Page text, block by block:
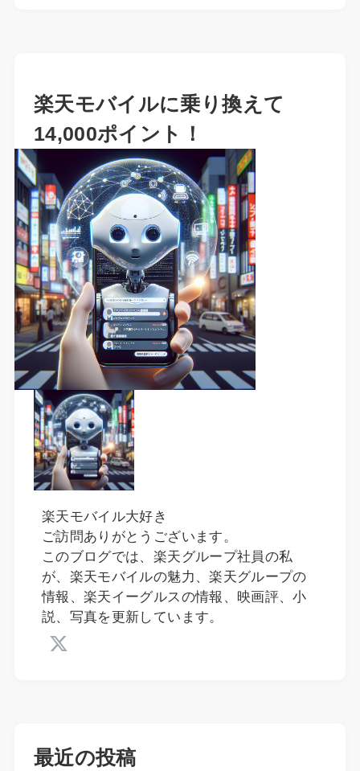
楽天モバイルに乗り換えて
14,000ポイント！
楽天モバイル大好き
ご訪問ありがとうございます。
このブログでは、楽天グループ社員の私
が、楽天モバイルの魅力、楽天グループの
情報、楽天イーグルスの情報、映画評、小
説、写真を更新しています。
最近の投稿